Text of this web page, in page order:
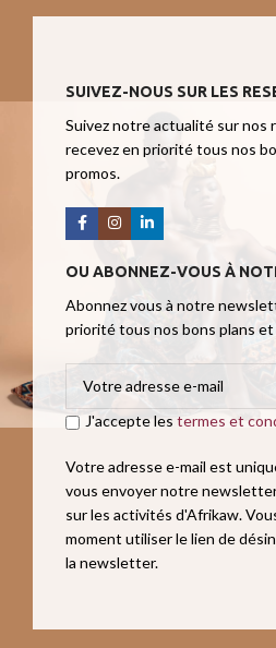
SUIVEZ-NOUS SUR LES
Suivez notre actualité sur nos
recevez en priorité tous nos
promos.
OU ABONNEZ-VOUS À
Abonnez vous à notre
priorité tous nos bons plans
J'accepte les termes et
Votre adresse e-mail est
vous envoyer notre
sur les activités d'Afrikaw.
moment utiliser le lien de
la newsletter.